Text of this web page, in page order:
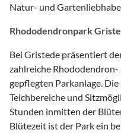
Natur- und
Rhododendronpark
Bei Gristede präsentiert
zahlreiche
gepflegten Parkanlage.
Teichbereiche und
Stunden inmitten der
Blütezeit ist der Park ein